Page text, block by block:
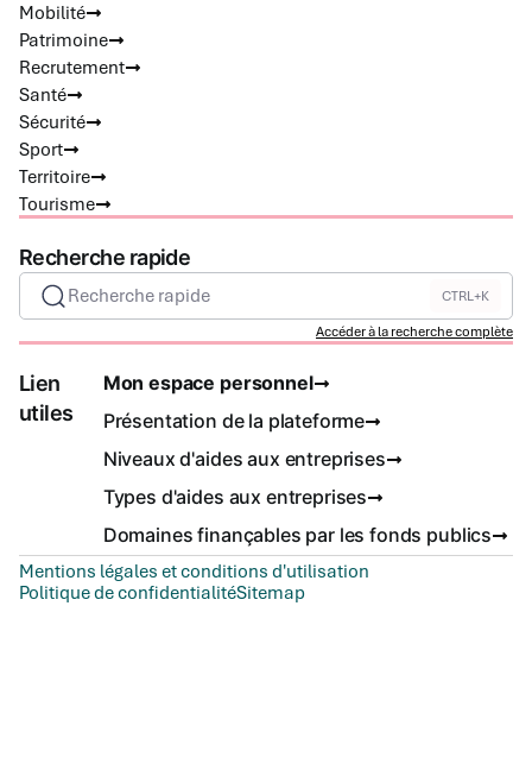
Mobilité
Patrimoine
Recrutement
Santé
Sécurité
Sport
Territoire
Tourisme
Recherche rapide
Recherche rapide CTRL+K
Accéder à la recherche complète
Lien
utiles
Mon espace personnel
Présentation de la plateforme
Niveaux d'aides aux entreprises
Types d'aides aux entreprises
Domaines finançables par les fonds publics
Mentions légales et conditions d'utilisation
Politique de confidentialitéSitemap